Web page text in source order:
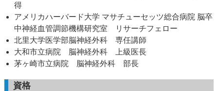
得
アメリカハーバード大学 マサチューセッツ総合病院 脳卒
中神経血管調節機構研究室 リサーチフェロー
北里大学医学部脳神経外科 専任講師
大和市立病院 脳神経外科 上級医長
茅ヶ崎市立病院 脳神経外科 部長
資格